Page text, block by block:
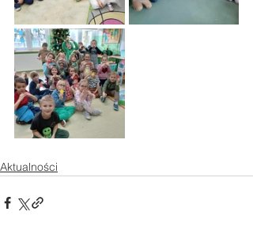
Aktualności